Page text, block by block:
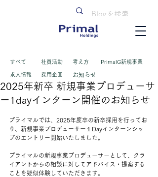
すべて
求人情報
​社員活動 考え方 PrimalG新規事業
採用企画 お知らせ
2025年新卒 新規事業プロデューサ
ー1dayインターン開催のお知らせ
プライマルでは、2025年度卒の新卒採用を行ってお
り、新規事業プロデューサー１Dayインターンシッ
プのエントリー開始いたしました。
プライマルの新規事業プロデューサーとして、クラ
イアントからの相談に対してアドバイス・提案する
ことを疑似体験していただきます。